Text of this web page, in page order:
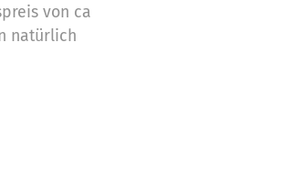
von ca
natürlich